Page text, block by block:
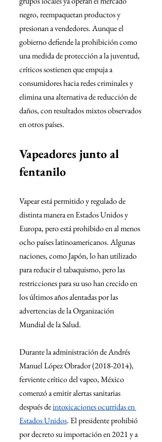
negro, reempaquetan productos y
presionan a vendedores. Aunque el
gobierno defiende la prohibición como
una medida de protección a la juventud,
críticos sostienen que empuja a
consumidores hacia redes criminales y
elimina una alternativa de reducción de
daños, con resultados mixtos observados
en otros países.
Vapeadores junto al
fentanilo
Vapear está permitido y regulado de
distinta manera en Estados Unidos y
Europa, pero está prohibido en al menos
ocho países latinoamericanos. Algunas
naciones, como Japón, lo han utilizado
para reducir el tabaquismo, pero las
restricciones para su uso han crecido en
los últimos años alentadas por las
advertencias de la Organización
Mundial de la Salud.
Durante la administración de Andrés
Manuel López Obrador (2018-2014),
ferviente crítico del vapeo, México
comenzó a emitir alertas sanitarias
después de intoxicaciones ocurridas en
Estados Unidos. El presidente prohibió
por decreto su importación en 2021 y a